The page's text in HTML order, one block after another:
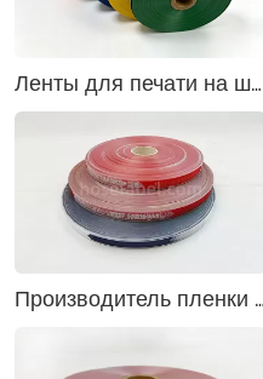
Ленты для печати на шлангах для вулканизации и маркировки резиновых шлангов
Производитель пленки для печати шланга